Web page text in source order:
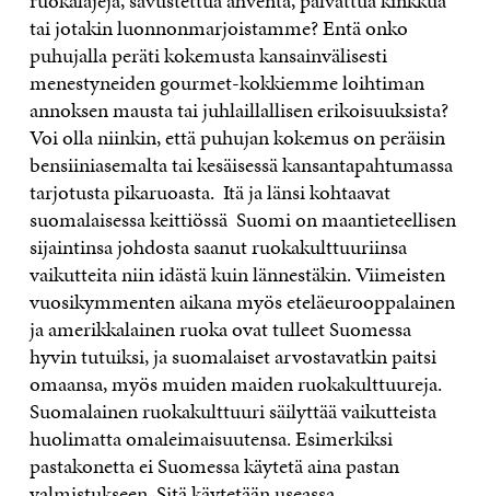
tai jotakin luonnonmarjoistamme? Entä onko
puhujalla peräti kokemusta kansainvälisesti
menestyneiden gourmet-kokkiemme loihtiman
annoksen mausta tai juhlaillallisen erikoisuuksista?
Voi olla niinkin, että puhujan kokemus on peräisin
bensiiniasemalta tai kesäisessä kansantapahtumassa
tarjotusta pikaruoasta. Itä ja länsi kohtaavat
suomalaisessa keittiössä Suomi on maantieteellisen
sijaintinsa johdosta saanut ruokakulttuuriinsa
vaikutteita niin idästä kuin lännestäkin. Viimeisten
vuosikymmenten aikana myös eteläeurooppalainen
ja amerikkalainen ruoka ovat tulleet Suomessa
hyvin tutuiksi, ja suomalaiset arvostavatkin paitsi
omaansa, myös muiden maiden ruokakulttuureja.
Suomalainen ruokakulttuuri säilyttää vaikutteista
huolimatta omaleimaisuutensa. Esimerkiksi
pastakonetta ei Suomessa käytetä aina pastan